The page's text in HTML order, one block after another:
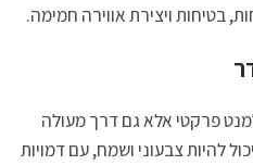
בטיחות ויצירת אווירה חמימה.
פרקטי אלא גם דרך מעולה
להיות צבעוני ושמח, עם דמויות